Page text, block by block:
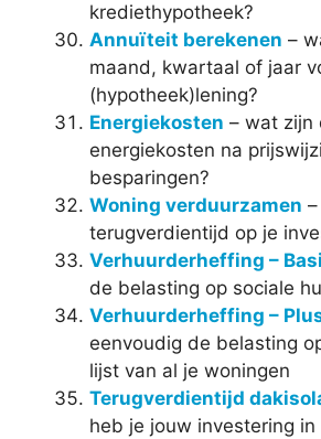
krediethypotheek?
Annuïteit berekenen –
maand, kwartaal of jaar
(hypotheek)lening?
Energiekosten – wat zijn
energiekosten na
besparingen?
Woning verduurzamen
terugverdientijd op je
Verhuurderheffing –
de belasting op sociale
Verhuurderheffing –
eenvoudig de belasting
lijst van al je woningen
Terugverdientijd
heb je jouw investering